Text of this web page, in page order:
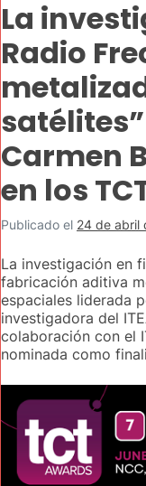
La
Radio
Carmen
en los
Publicado el 24 de abril
La investigación en
fabricación aditiva
espaciales liderada
investigadora del
colaboración con el
nominada como